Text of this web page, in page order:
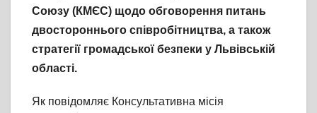
Союзу (КМЄС) щодо обговорення питань
двостороннього співробітництва, а також
стратегії громадської безпеки у Львівській
області.
Як повідомляє Консультативна місія